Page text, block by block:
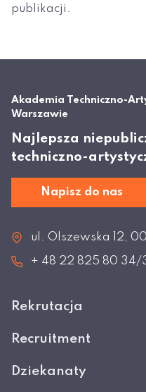
publikacji.
Akademia Techniczno-
Warszawie
Najlepsza
techniczno-
Napisz do nas
ul. Olszewska 12,
+ 48 22 825 80 34/
Rekrutacja
Recruitment
Dziekanaty